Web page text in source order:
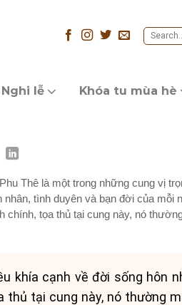
Nghi lễ Khóa tu mùa hè
Thê là một trong những cung vị
nhân, tình duyên và bạn đời của mỗi
chính, tọa thủ tại cung này, nó
khía cạnh về đời sống hôn
thủ tại cung này, nó thường